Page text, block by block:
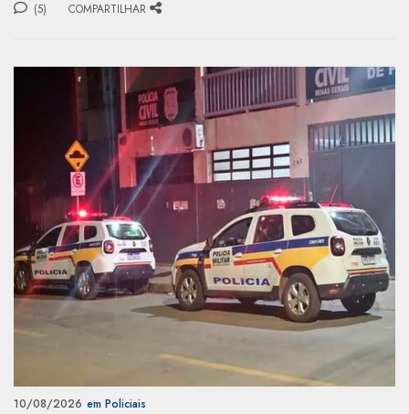
(5) COMPARTILHAR
10/08/2026 em Policiais